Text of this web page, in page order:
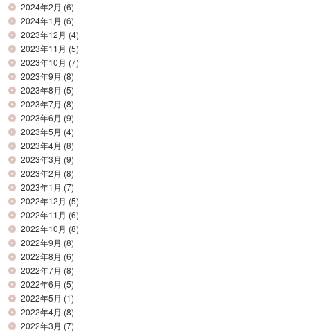
2024年2月 (6)
2024年1月 (6)
2023年12月 (4)
2023年11月 (5)
2023年10月 (7)
2023年9月 (8)
2023年8月 (5)
2023年7月 (8)
2023年6月 (9)
2023年5月 (4)
2023年4月 (8)
2023年3月 (9)
2023年2月 (8)
2023年1月 (7)
2022年12月 (5)
2022年11月 (6)
2022年10月 (8)
2022年9月 (8)
2022年8月 (6)
2022年7月 (8)
2022年6月 (5)
2022年5月 (1)
2022年4月 (8)
2022年3月 (7)